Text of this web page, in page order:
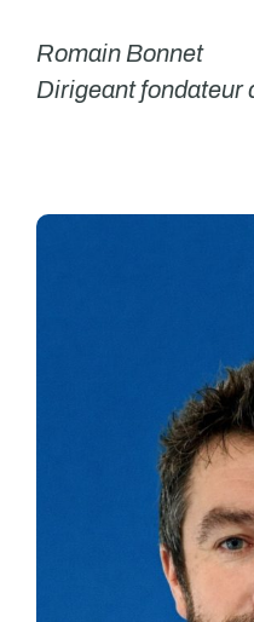
Romain Bonnet
Dirigeant fondateur